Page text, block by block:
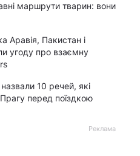
маршрути тварин: вони
Аравія, Пакистан і
угоду про взаємну
10 речей, які
перед поїздкою
Реклама